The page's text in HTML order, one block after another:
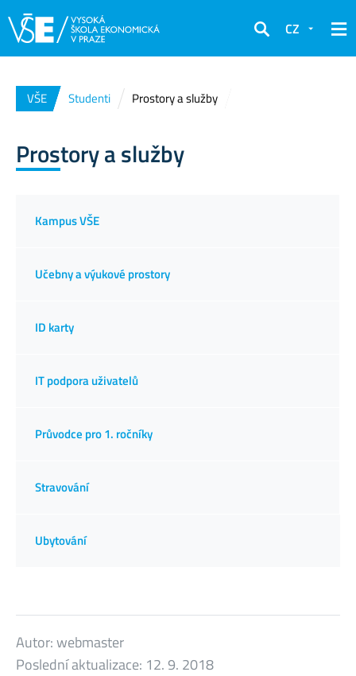
Hledat
CZ
VŠE Studenti Prostory a služby
Prostory a služby
Kampus VŠE
Učebny a výukové prostory
ID karty
IT podpora uživatelů
Průvodce pro 1. ročníky
Stravování
Ubytování
Autor:webmaster
Poslední aktualizace: 12. 9. 2018